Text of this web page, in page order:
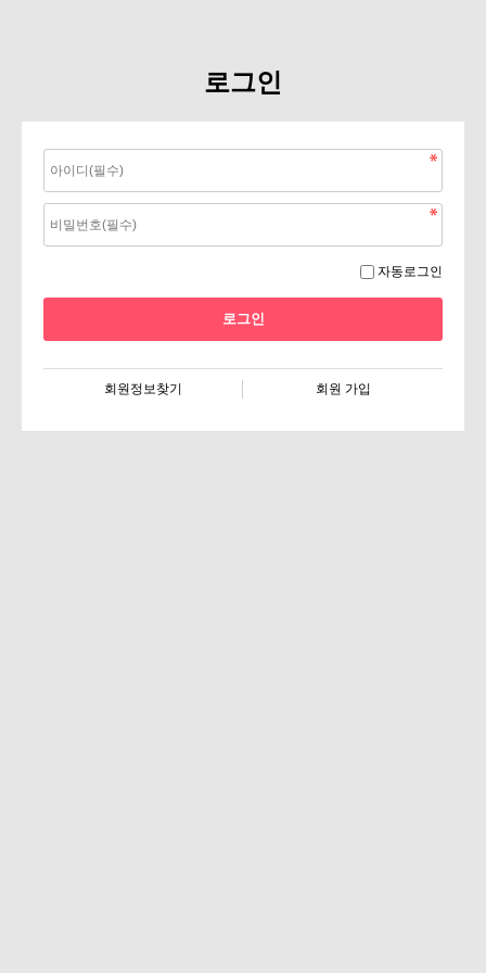
로그인
자동로그인
회원정보찾기 회원 가입